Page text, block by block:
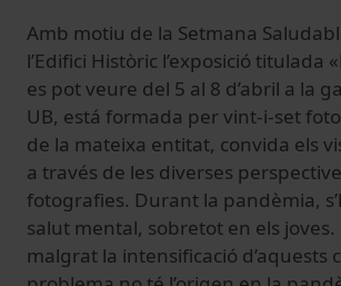
Amb motiu de la Setmana
l’Edifici Històric l’exposició
es pot veure del 5 al 8 d’abril a la
UB, está formada per vint-i-set
de la mateixa entitat, convida els
a través de les diverses
fotografies. Durant la pandèmia,
salut mental, sobretot en els
malgrat la intensificació